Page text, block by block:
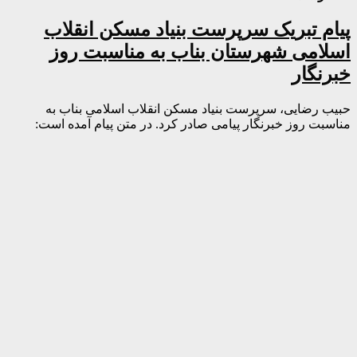
پیام تبریک سرپرست بنیاد مسکن انقلاب
اسلامی شهرستان بناب به مناسبت روز
خبرنگار
حبیب رضایی، سرپرست بنیاد مسکن انقلاب اسلامی بناب به
مناسبت روز خبرنگار پیامی صادر کرد. در متن پیام آمده است: